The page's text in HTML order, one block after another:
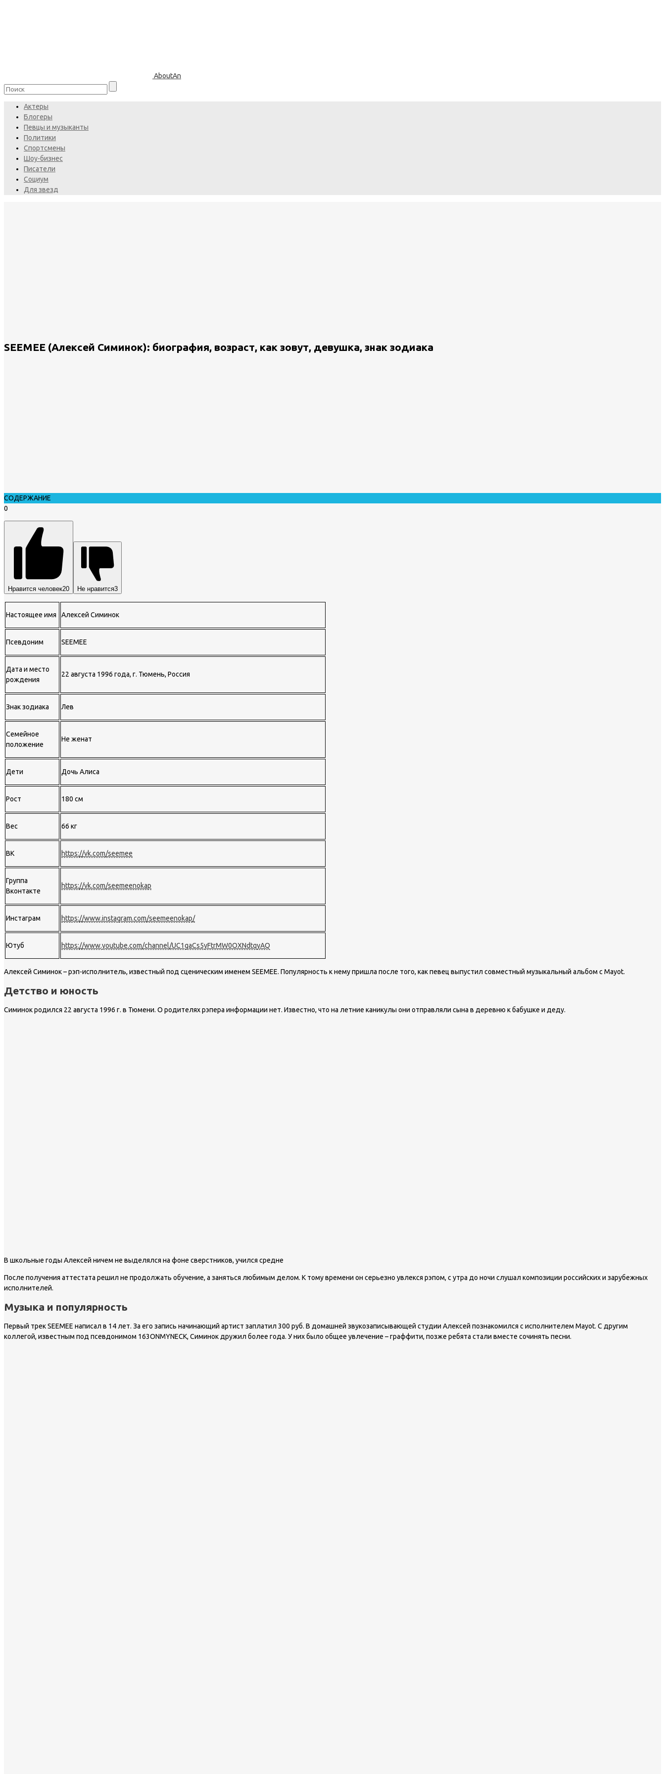
AboutAn
Актеры
Блогеры
Певцы и музыканты
Политики
Спортсмены
Шоу-бизнес
Писатели
Социум
Для звезд
SEEMEE (Алексей Симинок): биография, возраст, как зовут, девушка, знак зодиака
СОДЕРЖАНИЕ
0
Нравится человек20 Не нравится3
Настоящее имя Алексей Симинок
Псевдоним SEEMEE
Дата и место
рождения
22 августа 1996 года, г. Тюмень, Россия
Знак зодиака Лев
Семейное
положение
Не женат
Дети Дочь Алиса
Рост 180 см
Вес 66 кг
ВК https://vk.com/seemee
Группа
Вконтакте
https://vk.com/seemeenokap
Инстаграм https://www.instagram.com/seemeenokap/
Ютуб https://www.youtube.com/channel/UC1gaCs5yFtrMW0OXNdtqyAQ
Алексей Симинок – рэп-исполнитель, известный под сценическим именем SEEMEE. Популярность к нему пришла после того, как певец выпустил совместный музыкальный альбом с Mayot.
Детство и юность
Симинок родился 22 августа 1996 г. в Тюмени. О родителях рэпера информации нет. Известно, что на летние каникулы они отправляли сына в деревню к бабушке и деду.
В школьные годы Алексей ничем не выделялся на фоне сверстников, учился средне
После получения аттестата решил не продолжать обучение, а заняться любимым делом. К тому времени он серьезно увлекся рэпом, с утра до ночи слушал композиции российских и зарубежных
исполнителей.
Музыка и популярность
Первый трек SEEMEE написал в 14 лет. За его запись начинающий артист заплатил 300 руб. В домашней звукозаписывающей студии Алексей познакомился с исполнителем Mayot. С другим
коллегой, известным под псевдонимом 163ONMYNECK, Симинок дружил более года. У них было общее увлечение – граффити, позже ребята стали вместе сочинять песни.